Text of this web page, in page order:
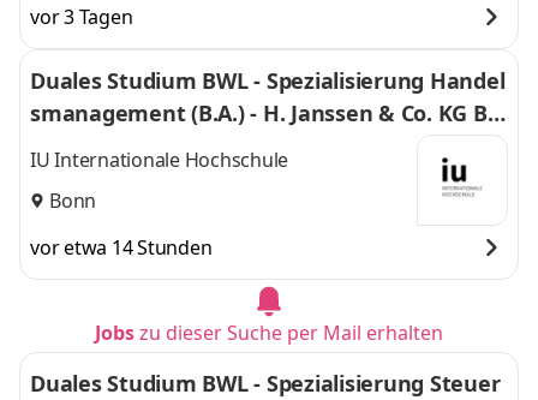
vor 3 Tagen
Duales Studium BWL - Spezialisierung Handel
smanagement (B.A.) - H. Janssen & Co. KG Bo
nn
IU Internationale Hochschule
Bonn
vor etwa 14 Stunden
Jobszu dieser Suche per Mail erhalten
Duales Studium BWL - Spezialisierung Steuer